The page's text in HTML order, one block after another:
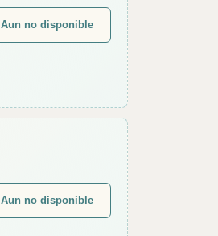
Aun no disponible
Aun no disponible